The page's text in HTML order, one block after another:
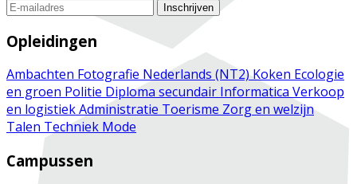
Inschrijven
Opleidingen
Ambachten Fotografie Nederlands (NT2)Koken Ecologie
en groen Politie Diploma secundair InformaticaVerkoop
en logistiekAdministratie Toerisme Zorg en welzijn
Talen Techniek Mode
Campussen